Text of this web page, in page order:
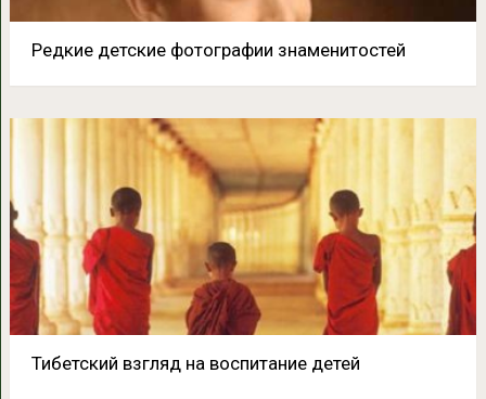
Редкие детские фотографии знаменитостей
Тибетский взгляд на воспитание детей